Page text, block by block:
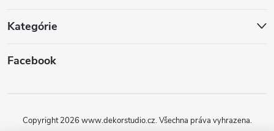
Kategórie
Facebook
Copyright 2026 www.dekorstudio.cz. Všechna práva vyhrazena.